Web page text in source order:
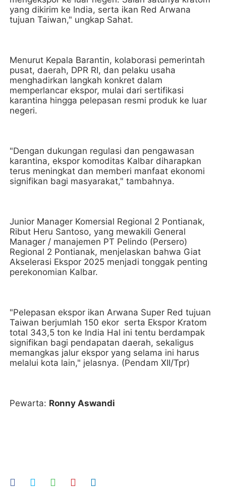
yang dikirim ke India, serta ikan Red Arwana
tujuan Taiwan," ungkap Sahat.
Menurut Kepala Barantin, kolaborasi pemerintah
pusat, daerah, DPR RI, dan pelaku usaha
menghadirkan langkah konkret dalam
memperlancar ekspor, mulai dari sertifikasi
karantina hingga pelepasan resmi produk ke luar
negeri.
"Dengan dukungan regulasi dan pengawasan
karantina, ekspor komoditas Kalbar diharapkan
terus meningkat dan memberi manfaat ekonomi
signifikan bagi masyarakat," tambahnya.
Junior Manager Komersial Regional 2 Pontianak,
Ribut Heru Santoso, yang mewakili General
Manager / manajemen PT Pelindo (Persero)
Regional 2 Pontianak, menjelaskan bahwa Giat
Akselerasi Ekspor 2025 menjadi tonggak penting
perekonomian Kalbar.
"Pelepasan ekspor ikan Arwana Super Red tujuan
Taiwan berjumlah 150 ekor serta Ekspor Kratom
total 343,5 ton ke India Hal ini tentu berdampak
signifikan bagi pendapatan daerah, sekaligus
memangkas jalur ekspor yang selama ini harus
melalui kota lain," jelasnya. (Pendam XII/Tpr)
Pewarta: Ronny Aswandi